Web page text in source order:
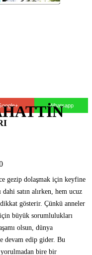
Whatsapp
gezip dolaşmak için keyfine
satın alırken, hem ucuz
gösterir. Çünkü anneler
için büyük sorumlulukları
olsun, dünya
devam edip gider. Bu
yorulmadan bire bir